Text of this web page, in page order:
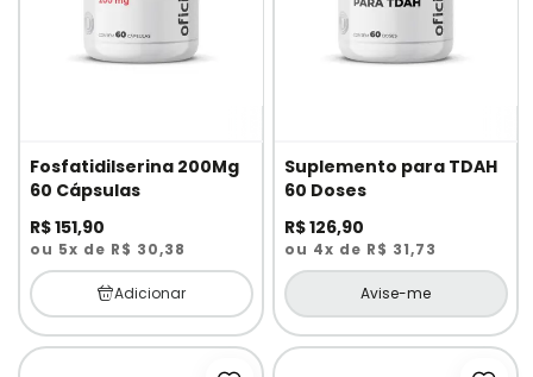
Fosfatidilserina 200Mg
60 Cápsulas
R$ 151,90
ou 5x de R$ 30,38
Adicionar
Suplemento para TDAH
60 Doses
R$ 126,90
ou 4x de R$ 31,73
Avise-me